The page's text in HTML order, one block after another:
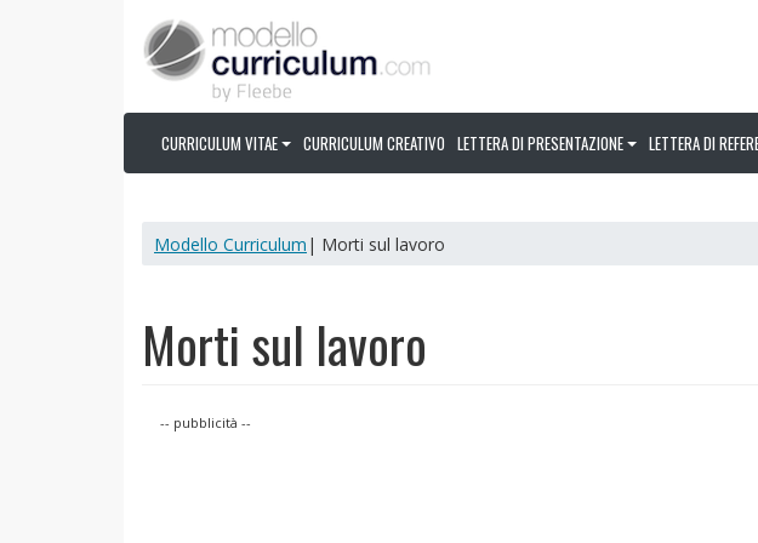
CURRICULUM VITAE CURRICULUM CREATIVO LETTERA DI PRESENTAZIONE LETTERA DI
Modello Curriculum | Morti sul lavoro
Morti sul lavoro
-- pubblicità --